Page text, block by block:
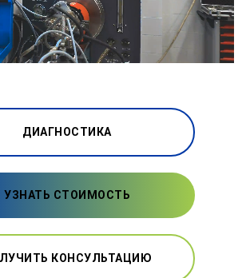
ДИАГНОСТИКА
УЗНАТЬ СТОИМОСТЬ
КОНСУЛЬТАЦИЮ